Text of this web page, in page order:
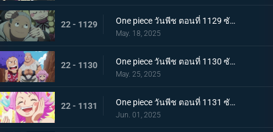
22 - 1129 One piece วันพีช ตอนที่ 1129 ซับไทย อดีตของคุมะ โลกที่ตายไปเสียยังดีกว่า
May. 18, 2025
22 - 1130 One piece วันพีช ตอนที่ 1130 ซับไทย ประวัติศาสตร์ที่ถูกลบล้าง ก็อดวัลเลย์แห่งความสิ้นหวัง
May. 25, 2025
22 - 1131 One piece วันพีช ตอนที่ 1131 ซับไทย ความสุขเพียงชั่วคราว คุมาจี้กับจินนี่
Jun. 01, 2025